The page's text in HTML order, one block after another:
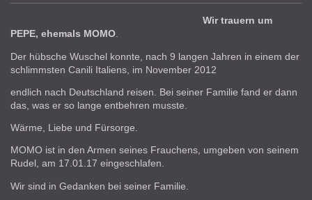
Wir trauern um
PEPE, ehemals MOMO
Der hübsche Wuschel konnte, nach 9 langen Jahren in einem der
schlimmsten Canili Italiens, im November 2012
endlich nach Deutschland reisen. Bei seiner Familie fand er dann
das, was er so lange entbehren musste.
Wärme, Liebe und Fürsorge.
MOMO ist in den Armen seines Frauchens, umgeben von seinem
Rudel, am 17.01.17 eingeschlafen.
Wir sind in Gedanken bei seiner Familie.